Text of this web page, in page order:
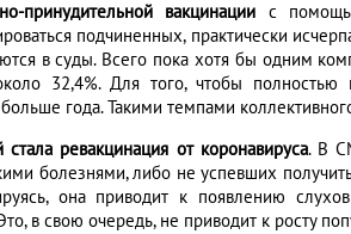
принудительной вакцинации с
подчиненных, практически
в суды. Всего пока хотя бы одним
32,4%. Для того, чтобы
года. Такими темпами
ревакцинация от коронавируса. В
болезнями, либо не успевших
она приводит к появлению
в свою очередь, не приводит к росту